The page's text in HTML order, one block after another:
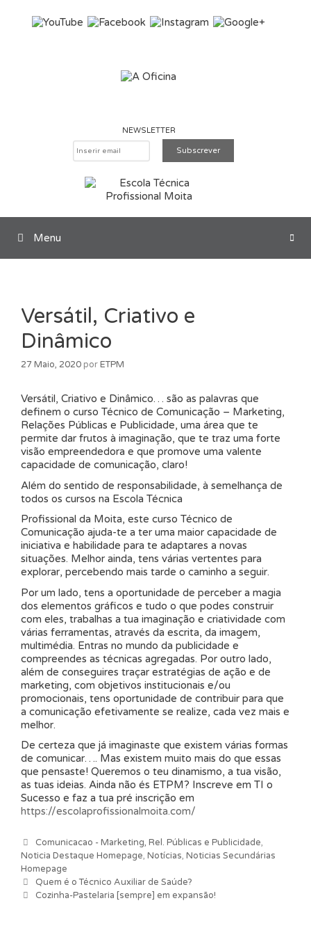
NEWSLETTER
Pesquisar
Menu
Versátil, Criativo e
Dinâmico
27 Maio, 2020 porETPM
Versátil, Criativo e Dinâmico… são as palavras que
definem o curso Técnico de Comunicação – Marketing,
Relações Públicas e Publicidade, uma área que te
permite dar frutos à imaginação, que te traz uma forte
visão empreendedora e que promove uma valente
capacidade de comunicação, claro!
Além do sentido de responsabilidade, à semelhança de
todos os cursos na Escola Técnica
Profissional da Moita, este curso Técnico de
Comunicação ajuda-te a ter uma maior capacidade de
iniciativa e habilidade para te adaptares a novas
situações. Melhor ainda, tens várias vertentes para
explorar, percebendo mais tarde o caminho a seguir.
Por um lado, tens a oportunidade de perceber a magia
dos elementos gráficos e tudo o que podes construir
com eles, trabalhas a tua imaginação e criatividade com
várias ferramentas, através da escrita, da imagem,
multimédia. Entras no mundo da publicidade e
compreendes as técnicas agregadas. Por outro lado,
além de conseguires traçar estratégias de ação e de
marketing, com objetivos institucionais e/ou
promocionais, tens oportunidade de contribuir para que
a comunicação efetivamente se realize, cada vez mais e
melhor.
De certeza que já imaginaste que existem várias formas
de comunicar…. Mas existem muito mais do que essas
que pensaste! Queremos o teu dinamismo, a tua visão,
as tuas ideias. Ainda não és ETPM? Inscreve em TI o
Sucesso e faz a tua pré inscrição em
https://escolaprofissionalmoita.com/
Categorias
Comunicacao - Marketing, Rel. Públicas e Publicidade,
Noticia Destaque Homepage, Notícias, Noticias Secundárias
Homepage
Navegação de artigos
Quem é o Técnico Auxiliar de Saúde?
Cozinha-Pastelaria [sempre] em expansão!